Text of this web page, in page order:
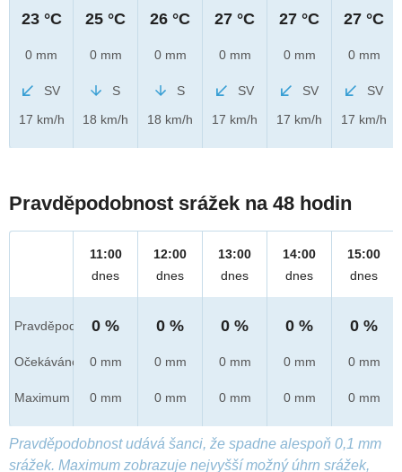
23 °C
0 mm
SV
17 km/h
25 °C
0 mm
S
18 km/h
26 °C
0 mm
S
18 km/h
27 °C
0 mm
SV
17 km/h
27 °C
0 mm
SV
17 km/h
27 °C
0 mm
SV
17 km/h
Pravděpodobnost srážek na 48 hodin
Pravděpod.
Očekáváno
Maximum
11:00
dnes
0 %
0 mm
0 mm
12:00
dnes
0 %
0 mm
0 mm
13:00
dnes
0 %
0 mm
0 mm
14:00
dnes
0 %
0 mm
0 mm
15:00
dnes
0 %
0 mm
0 mm
Pravděpodobnost udává šanci, že spadne alespoň 0,1 mm
srážek. Maximum zobrazuje nejvyšší možný úhrn srážek,